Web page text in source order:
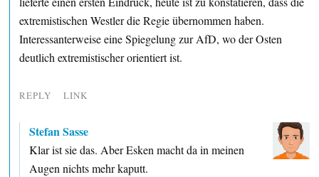
extremistischen Westler die Regie übernommen haben.
Interessanterweise eine Spiegelung zur AfD, wo der Osten
deutlich extremistischer orientiert ist.
REPLY LINK
Stefan Sasse
Klar ist sie das. Aber Esken macht da in meinen
Augen nichts mehr kaputt.